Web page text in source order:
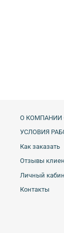
О КОМПАНИИ
УСЛОВИЯ
Как заказать
Отзывы
Личный
Контакты